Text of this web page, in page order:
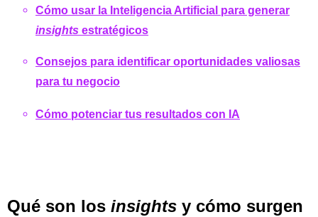
Cómo usar la Inteligencia Artificial para generar
insights estratégicos
Consejos para identificar oportunidades valiosas
para tu negocio
Cómo potenciar tus resultados con IA
Qué son los insights y cómo surgen